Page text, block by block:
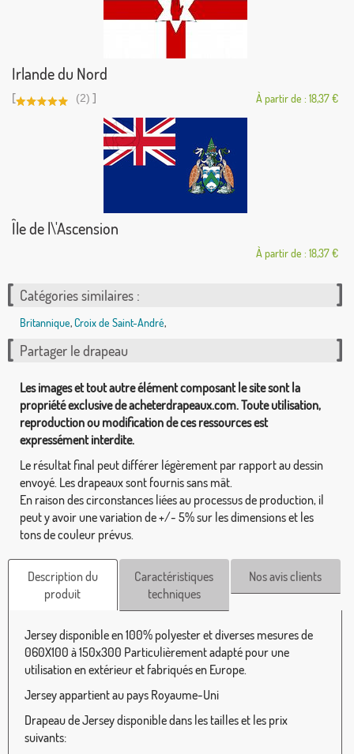
Irlande du Nord
[ (2) ] À partir de : 18,37 €
Île de l\'Ascension
À partir de : 18,37 €
Catégories similaires :
Britannique,Croix de Saint-André,
Partager le drapeau
Les images et tout autre élément composant le site sont la
propriété exclusive de acheterdrapeaux.com. Toute utilisation,
reproduction ou modification de ces ressources est
expressément interdite.
Le résultat final peut différer légèrement par rapport au dessin
envoyé. Les drapeaux sont fournis sans mât.
En raison des circonstances liées au processus de production, il
peut y avoir une variation de +/- 5% sur les dimensions et les
tons de couleur prévus.
Description du
produit
Caractéristiques
techniques
Nos avis clients
Jersey disponible en 100% polyester et diverses mesures de
060X100 à 150x300 Particulièrement adapté pour une
utilisation en extérieur et fabriqués en Europe.
Jersey appartient au pays Royaume-Uni
Drapeau de Jersey disponible dans les tailles et les prix
suivants: